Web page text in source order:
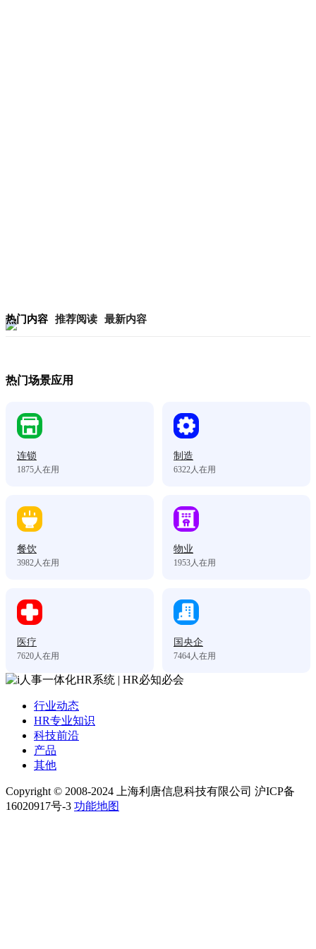
热门内容 推荐阅读 最新内容
热门场景应用
连锁
1875人在用
制造
6322人在用
餐饮
3982人在用
物业
1953人在用
医疗
7620人在用
国央企
7464人在用
行业动态
HR专业知识
科技前沿
产品
其他
Copyright © 2008-2024 上海利唐信息科技有限公司 沪ICP备
16020917号-3 功能地图